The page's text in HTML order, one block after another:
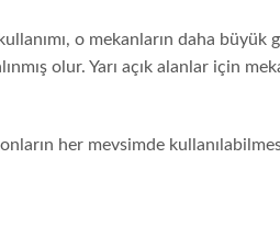
o mekanların daha
olur. Yarı açık alanlar için
her mevsimde